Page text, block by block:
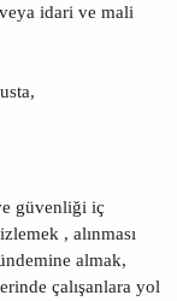
idari ve mali
güvenliği iç
, alınması
almak,
çalışanlara yol